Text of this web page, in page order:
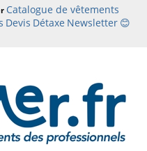
Catalogue de vêtements
Devis Détaxe Newsletter 😊